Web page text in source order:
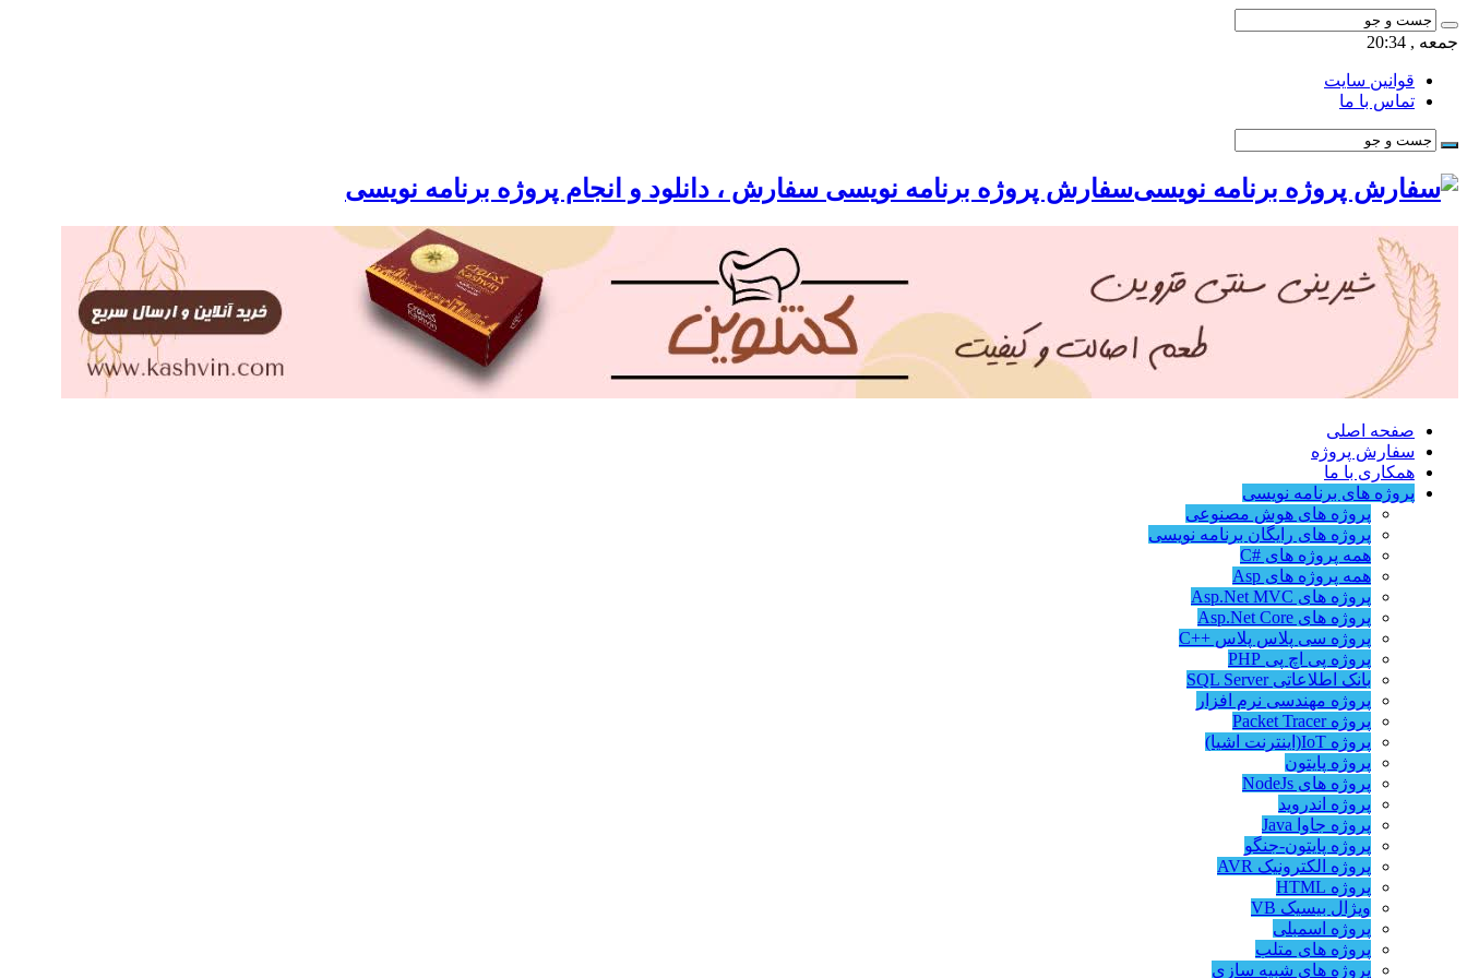
جمعه , 20:34
قوانین سایت
تماس با ما
سفارش پروژه برنامه نویسی سفارش ، دانلود و انجام پروژه برنامه نویسی
صفحه اصلی
سفارش پروژه
همکاری با ما
پروژه های برنامه نویسی
پروژه های هوش مصنوعی
پروژه های رایگان برنامه نویسی
همه پروژه های #C
همه پروژه های Asp
پروژه های Asp.Net MVC
پروژه های Asp.Net Core
پروژه سی پلاس پلاس ++C
پروژه پی اچ پی PHP
بانک اطلاعاتی SQL Server
پروژه مهندسی نرم افزار
پروژه Packet Tracer
پروژه IoT(اینترنت اشیا)
پروژه پایتون
پروژه های NodeJs
پروژه اندروید
پروژه جاوا Java
پروژه پایتون-جنگو
پروژه الکترونیک AVR
پروژه HTML
ویژال بیسیک VB
پروژه اسمبلی
پروژه های متلب
پروژه های شبیه سازی